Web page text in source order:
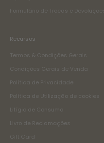
Formulário de Trocas e Devoluções
Recursos
Termos & Condições Gerais
Condições Gerais de Venda
Política de Privacidade
Política de Utilização de cookies
Litígio de Consumo
Livro de Reclamações
Gift Card